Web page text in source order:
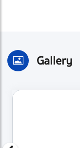
Gallery